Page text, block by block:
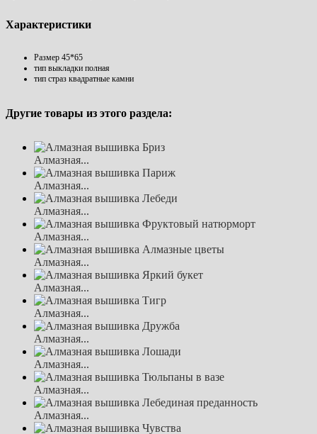
Характеристики
Размер 45*65
тип выкладки полная
тип страз квадратные камни
Другие товары из этого раздела:
Алмазная...
Алмазная...
Алмазная...
Алмазная...
Алмазная...
Алмазная...
Алмазная...
Алмазная...
Алмазная...
Алмазная...
Алмазная...